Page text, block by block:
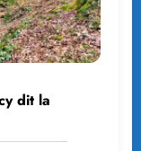
dit la